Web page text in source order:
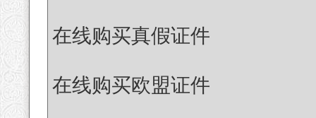
在线购买真假证件
在线购买欧盟证件